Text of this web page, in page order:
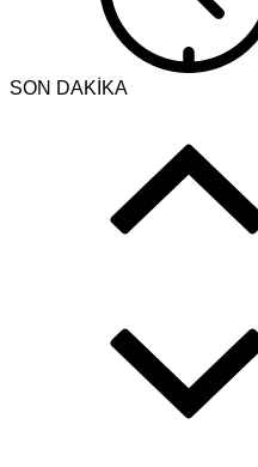
SON DAKİKA